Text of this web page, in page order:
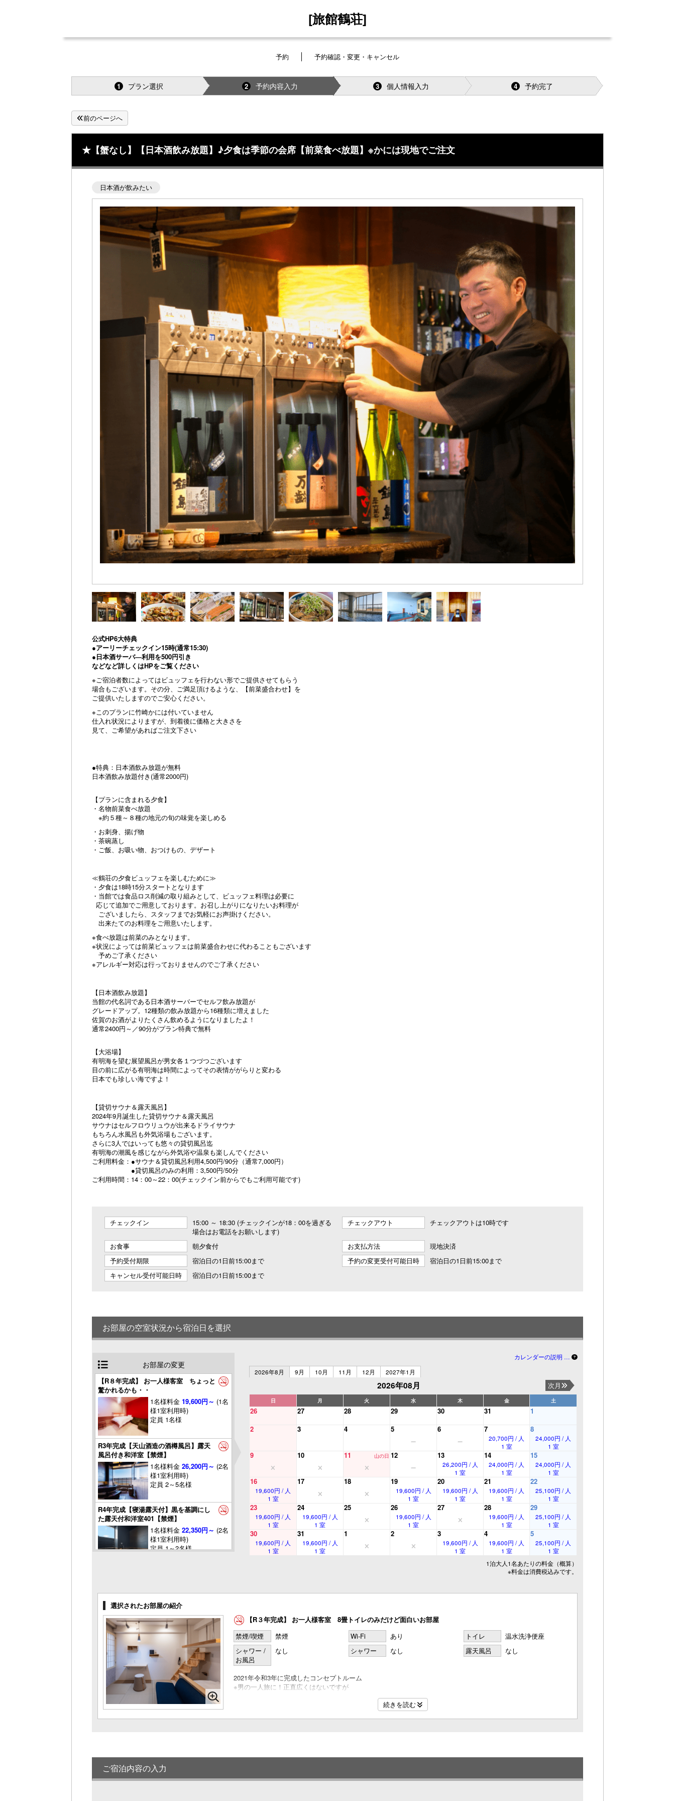
[旅館鶴荘]
予約 予約確認・変更・キャンセル
1 プラン選択 2 予約内容入力 3 個人情報入力 4 予約完了
前のページへ
★【蟹なし】【日本酒飲み放題】♪夕食は季節の会席【前菜食べ放題】※かには現地でご注文
日本酒が飲みたい
公式HP6大特典
●アーリーチェックイン15時(通常15:30)
●日本酒サーバ―利用を500円引き
などなど詳しくはHPをご覧ください
※ご宿泊者数によってはビュッフェを行わない形でご提供させてもらう
場合もございます。その分、ご満足頂けるような、【前菜盛合わせ】を
ご提供いたしますのでご安心ください。
※このプランに竹崎かには付いていません
仕入れ状況によりますが、到着後に価格と大きさを
見て、ご希望があればご注文下さい
●特典：日本酒飲み放題が無料
日本酒飲み放題付き(通常2000円)
【プランに含まれる夕食】
・名物前菜食べ放題
※約５種～８種の地元の旬の味覚を楽しめる
・お刺身、揚げ物
・茶碗蒸し
・ご飯、お吸い物、おつけもの、デザート
≪鶴荘の夕食ビュッフェを楽しむために≫
・夕食は18時15分スタートとなります
・当館では食品ロス削減の取り組みとして、ビュッフェ料理は必要に
応じて追加でご用意しております。お召し上がりになりたいお料理が
ございましたら、スタッフまでお気軽にお声掛けください。
出来たてのお料理をご用意いたします。
※食べ放題は前菜のみとなります。
※状況によっては前菜ビュッフェは前菜盛合わせに代わることもございます
予めご了承ください
※アレルギー対応は行っておりませんのでご了承ください
【日本酒飲み放題】
当館の代名詞である日本酒サーバーでセルフ飲み放題が
グレードアップ。12種類の飲み放題から16種類に増えました
佐賀のお酒がよりたくさん飲めるようになりましたよ！
通常2400円～／90分がプラン特典で無料
【大浴場】
有明海を望む展望風呂が男女各１つづつございます
目の前に広がる有明海は時間によってその表情ががらりと変わる
日本でも珍しい海ですよ！
【貸切サウナ＆露天風呂】
2024年9月誕生した貸切サウナ＆露天風呂
サウナはセルフロウリュウが出来るドライサウナ
もちろん水風呂も外気浴場もございます。
さらに3人ではいっても悠々の貸切風呂迄
有明海の潮風を感じながら外気浴や温泉も楽しんでください
ご利用料金：●サウナ＆貸切風呂利用4,500円/90分（通常7,000円）
●貸切風呂のみの利用：3,500円/50分
ご利用時間：14：00～22：00(チェックイン前からでもご利用可能です)
チェックイン
15:00 ～ 18:30 (チェックインが18：00を過ぎる
場合はお電話をお願いします)
チェックアウト チェックアウトは10時です
お食事 朝夕食付 お支払方法
現地決済
予約受付期限
宿泊日の1日前15:00まで 予約の変更受付可能日時
宿泊日の1日前15:00まで
キャンセル受付可能日時
宿泊日の1日前15:00まで
お部屋の空室状況から宿泊日を選択
お部屋の変更
【R８年完成】 お一人様客室 ちょっと
驚かれるかも・・
1名様料金19,600円～ (1名
様1室利用時)
定員 1名様
R3年完成【天山酒造の酒樽風呂】露天
風呂付き和洋室【禁煙】
1名様料金26,200円～ (2名
様1室利用時)
定員 2～5名様
R4年完成【寝湯露天付】黒を基調にし
た露天付和洋室401【禁煙】
1名様料金22,350円～ (2名
様1室利用時)
定員 1～2名様
1名様料金22,350円～(2名
様1室利用時)
定員 1～2名様
【プレミアム和洋室】有田焼のお風呂と
絶景が自慢の１２畳和洋室
1名様料金20,700円～(2名
様1室利用時)
定員 1～4名様
【The・オーシャン】和洋室~seally製ベ
ッド~【禁煙】
1名様料金
19,600円～(2名
様1室利用時)
定員 2～6名様
様1室利用時)
定員 1～2名様
カレンダーの説明 …
2026年8月
9月 10月 11月 12月 2027年1月
2026年08月 次月
日 月 火 水 木 金 土
26 27 28 29 30 31
1
2
3 4 5 6 7
20,700円 / 人
1 室
8
24,000円 / 人
1 室
9 10 11 山の日 12 13
26,200円 / 人
1 室
14
24,000円 / 人
1 室
15
24,000円 / 人
1 室
16
19,600円 / 人
1 室
17 18 19
19,600円 / 人
1 室
20
19,600円 / 人
1 室
21
19,600円 / 人
1 室
22
25,100円 / 人
1 室
23
19,600円 / 人
1 室
24
19,600円 / 人
1 室
25 26
19,600円 / 人
1 室
27 28
19,600円 / 人
1 室
29
25,100円 / 人
1 室
30
19,600円 / 人
1 室
31
19,600円 / 人
1 室
1 2 3
19,600円 / 人
1 室
4
19,600円 / 人
1 室
5
25,100円 / 人
1 室
1泊大人1名あたりの料金（概算）
※料金は消費税込みです。
選択されたお部屋の紹介
【R３年完成】 お一人様客室 8畳トイレのみだけど面白いお部屋
禁煙/喫煙
禁煙 Wi-Fi あり トイレ
温水洗浄便座
シャワー /
お風呂
なし シャワー なし 露天風呂 なし
2021年令和3年に完成したコンセプトルーム
※男の一人旅に！正直広くはないですが
「とっても落ち着く面白い」お部屋が完成しました
【客室】
ベッドサイズ：98×195(シングルサイズ)1台
続きを読む
ご宿泊内容の入力